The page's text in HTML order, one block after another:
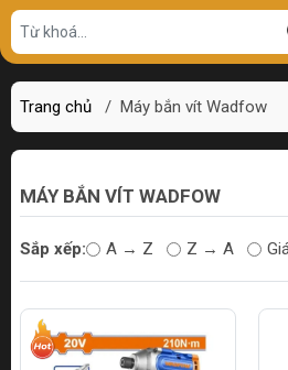
Trang chủ / Máy bắn vít Wadfow
MÁY BẮN VÍT WADFOW
Sắp xếp: A → Z Z → A